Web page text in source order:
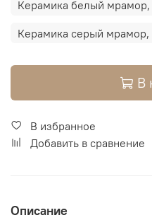
Керамика белый
Керамика серый
В
В избранное
Добавить в сравнение
Описание